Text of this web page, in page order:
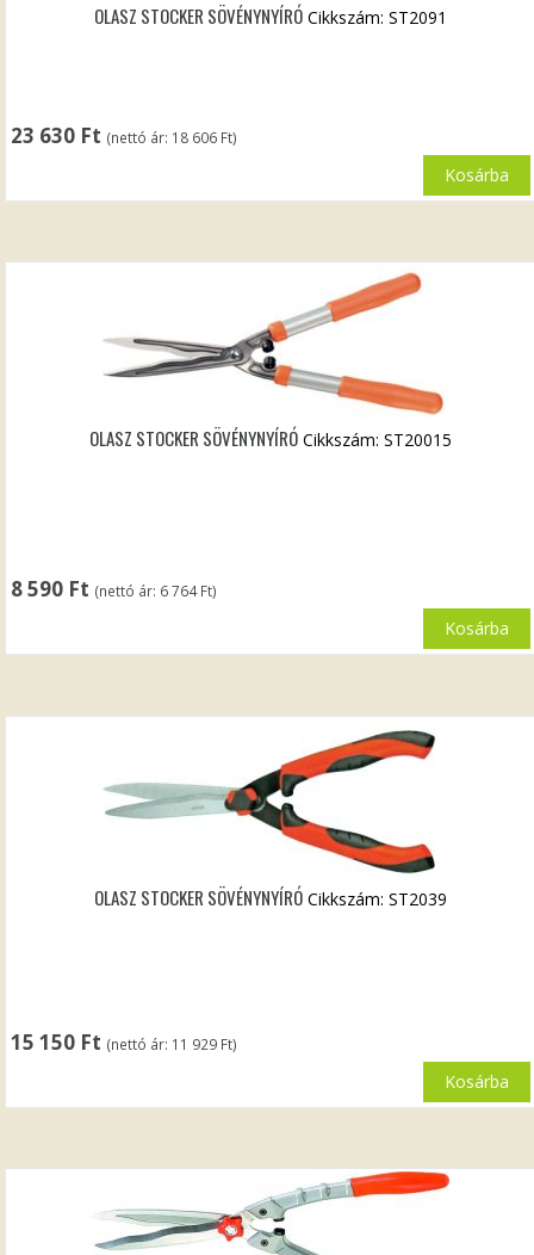
OLASZ STOCKER SÖVÉNYNYÍRÓ
23 630 Ft (nettó ár: 18 606 Ft)
Cikkszám: ST2091
Kosárba
OLASZ STOCKER SÖVÉNYNYÍRÓ
8 590 Ft (nettó ár: 6 764Ft)
Cikkszám: ST20015
Kosárba
OLASZ STOCKER SÖVÉNYNYÍRÓ
15 150 Ft (nettó ár: 11 929 Ft)
Cikkszám: ST2039
Kosárba